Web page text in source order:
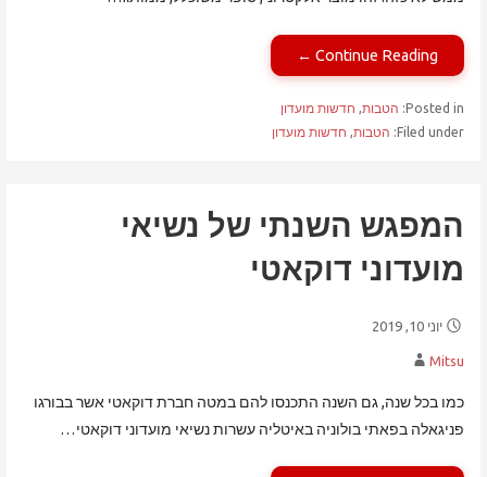
Continue Reading ←
Posted in: הטבות, חדשות מועדון
Filed under:
הטבות, חדשות מועדון
המפגש השנתי של נשיאי
מועדוני דוקאטי
יוני 10, 2019
Mitsu
כמו בכל שנה, גם השנה התכנסו להם במטה חברת דוקאטי אשר בבורגו
פניגאלה בפאתי בולוניה באיטליה עשרות נשיאי מועדוני דוקאטי…